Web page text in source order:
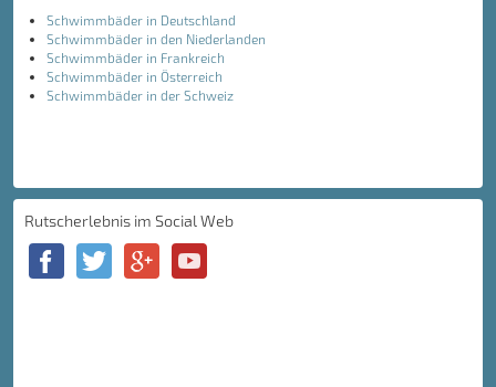
Schwimmbäder in Deutschland
Schwimmbäder in den Niederlanden
Schwimmbäder in Frankreich
Schwimmbäder in Österreich
Schwimmbäder in der Schweiz
Rutscherlebnis im Social Web